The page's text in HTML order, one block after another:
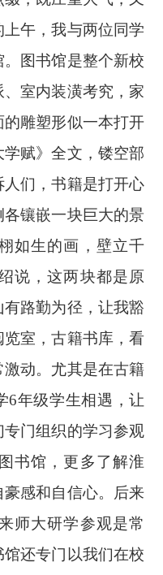
午，我与两位同学
图书馆是整个新校
室内装潢考究，家
雕塑形似一本打开
赋》全文，镂空部
们，书籍是打开心
镶嵌一块巨大的景
如生的画，壁立千
说，这两块都是原
路勤为径，让我豁
室，古籍书库，看
动。尤其是在古籍
6年级学生相遇，让
门组织的学习参观
书馆，更多了解淮
感和自信心。后来
师大研学参观是常
还专门以我们在校